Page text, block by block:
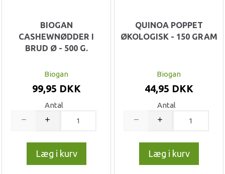
BIOGAN
CASHEWNØDDER I
BRUD Ø - 500 G.
Biogan
99,95 DKK
Antal
Læg i kurv
QUINOA POPPET
ØKOLOGISK - 150 GRAM
Biogan
44,95 DKK
Antal
Læg i kurv